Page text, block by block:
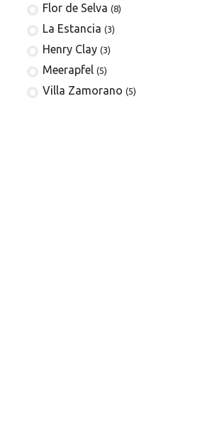
Flor de Selva (8)
La Estancia (3)
Henry Clay (3)
Meerapfel (5)
Villa Zamorano (5)